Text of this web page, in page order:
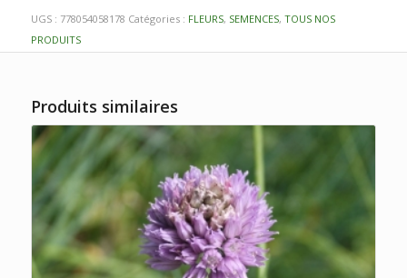
UGS : 778054058178 Catégories : FLEURS, SEMENCES, TOUS NOS
PRODUITS
Produits similaires